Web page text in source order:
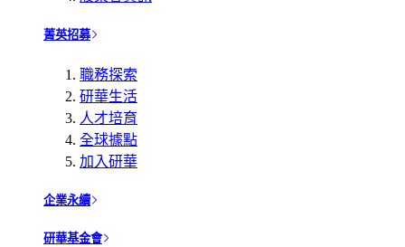
菁英招募
職務探索
研華生活
人才培育
全球據點
加入研華
企業永續
研華基金會